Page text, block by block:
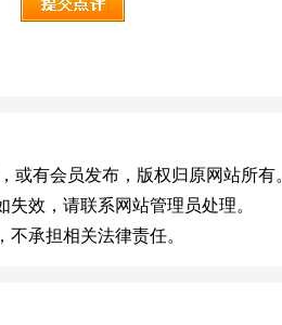
或有会员发布，版权归原网站所有。
效，请联系网站管理员处理。
承担相关法律责任。